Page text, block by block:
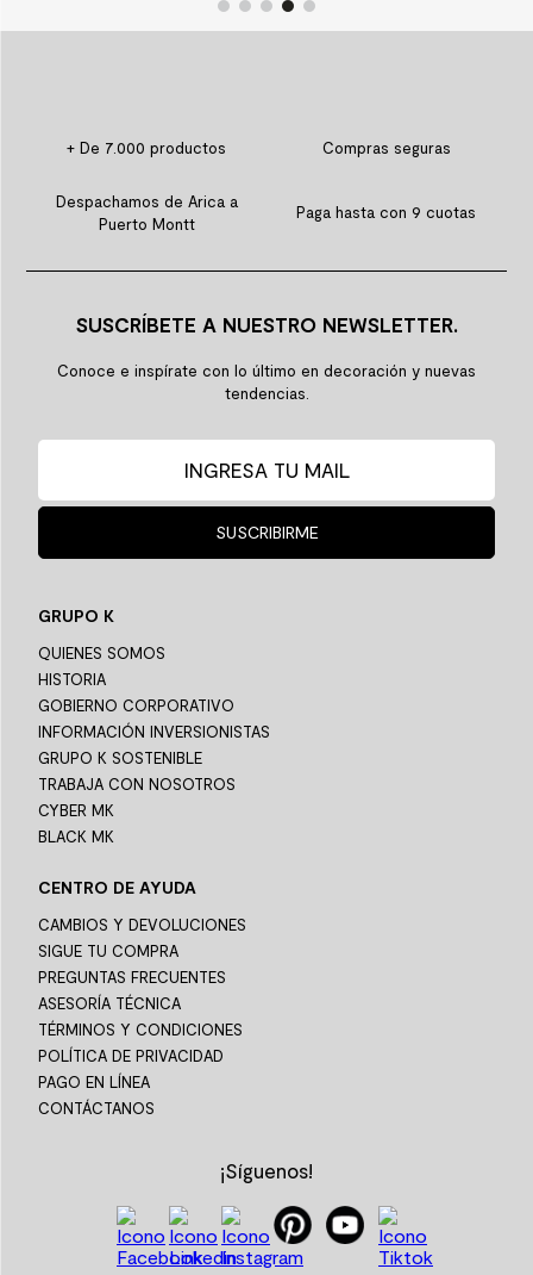
+ De 7.000 productos Compras seguras
Despachamos de Arica a
Puerto Montt
Paga hasta con 9 cuotas
SUSCRÍBETE A NUESTRO NEWSLETTER.
Conoce e inspírate con lo último en decoración y nuevas
tendencias.
SUSCRIBIRME
GRUPO K
QUIENES SOMOS
HISTORIA
GOBIERNO CORPORATIVO
INFORMACIÓN INVERSIONISTAS
GRUPO K SOSTENIBLE
TRABAJA CON NOSOTROS
CYBER MK
BLACK MK
CENTRO DE AYUDA
CAMBIOS Y DEVOLUCIONES
SIGUE TU COMPRA
PREGUNTAS FRECUENTES
ASESORÍA TÉCNICA
TÉRMINOS Y CONDICIONES
POLÍTICA DE PRIVACIDAD
PAGO EN LÍNEA
CONTÁCTANOS
¡Síguenos!